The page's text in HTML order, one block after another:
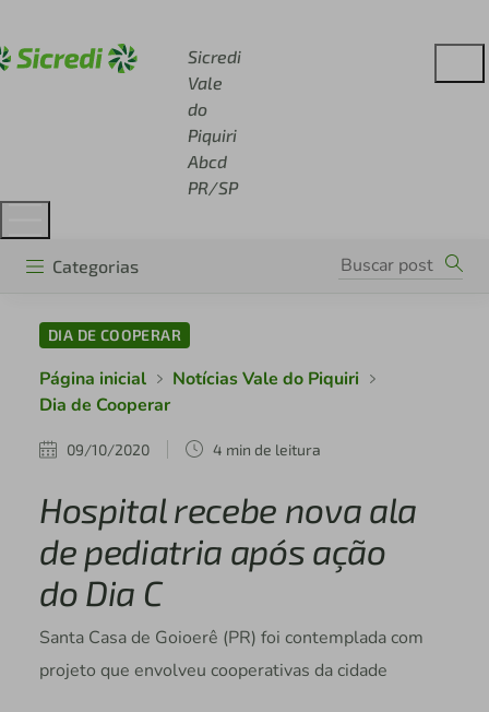
Sicredi
Vale
do
Piquiri
Abcd
PR/SP
Categorias
DIA DE COOPERAR
Página inicial
Notícias Vale do Piquiri
Dia de Cooperar
09/10/2020 4 min de leitura
Hospital recebe nova ala
de pediatria após ação
do Dia C
Santa Casa de Goioerê (PR) foi contemplada com
projeto que envolveu cooperativas da cidade